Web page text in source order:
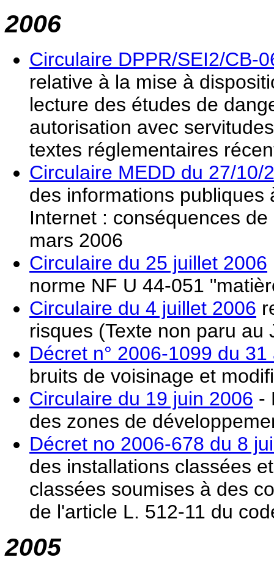
2006
Circulaire DPPR/SEI2/CB-
relative à la mise à
lecture des études de
autorisation avec
textes réglementaires
Circulaire MEDD du 27/10/
des informations
Internet : conséquences
mars 2006
Circulaire du 25 juillet 2006
norme NF U 44-051
Circulaire du 4 juillet 2006
risques (Texte non paru au
Décret n° 2006-1099 du
bruits de voisinage et
Circulaire du 19 juin 2006 -
des zones de
Décret no 2006-678 du 8
des installations classées
classées soumises à des
de l'article L. 512-11 du
2005